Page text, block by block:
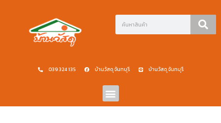
039 324 135 บ้านวัสดุ จันทบุรี บ้านวัสดุ จันทบุรี